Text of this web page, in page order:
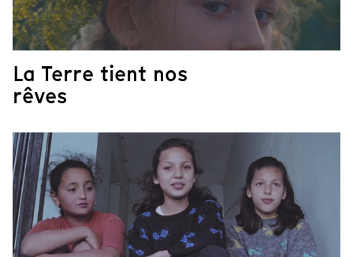
La Terre tient nos
rêves